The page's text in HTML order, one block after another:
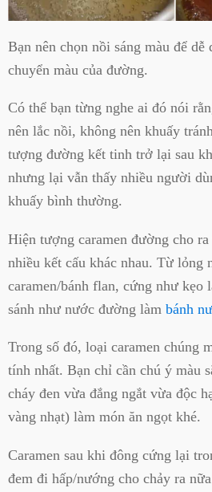
Bạn nên chọn nồi sáng màu để dễ
chuyển màu của đường.
Có thể bạn từng nghe ai đó nói
nên lắc nồi, không nên khuấy
tượng đường kết tinh trở lại sau
nhưng lại vẫn thấy nhiều người
khuấy bình thường.
Hiện tượng caramen đường cho
nhiều kết cấu khác nhau. Từ lỏng
caramen/bánh flan, cứng như kẹo
sánh như nước đường làm bánh
Trong số đó, loại caramen chúng
tính nhất. Bạn chỉ cần chú ý màu
cháy đen vừa đắng ngắt vừa độc
vàng nhạt) làm món ăn ngọt khé.
Caramen sau khi đông cứng lại
đem đi hấp/nướng cho chảy ra